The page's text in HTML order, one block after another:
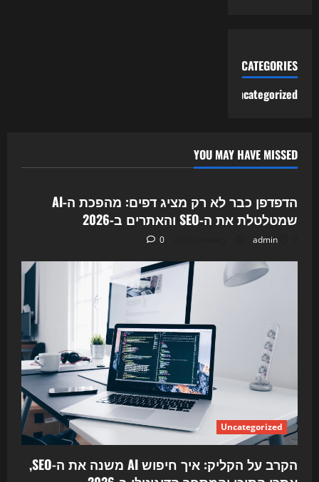
CATEGORIES
Uncategorized
YOU MAY HAVE MISSED
Uncategorized
הדפדפן כבר לא רק מציג דפים: מהפכת ה‑AI
שמטלטלת את ה‑SEO והאתרים ב‑2026
admin
0
Uncategorized
הקרב על הקליק: איך חיפוש AI משנה את ה-SEO,